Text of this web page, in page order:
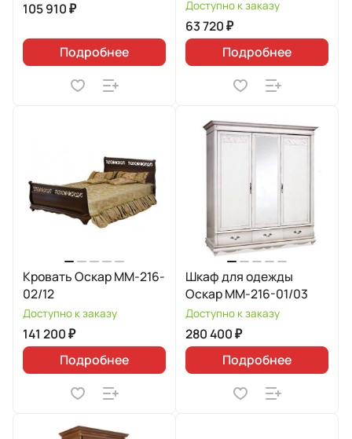
105 910 ₽
Подробнее
Доступно к заказу
63 720 ₽
Подробнее
Кровать Оскар ММ-216-
02/12
Доступно к заказу
141 200 ₽
Подробнее
Шкаф для одежды
Оскар ММ-216-01/03
Доступно к заказу
280 400 ₽
Подробнее